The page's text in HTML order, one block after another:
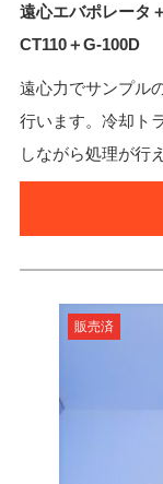
遠心エバポレータ
CT110＋G-100D
遠心力でサンプル
行います。冷却ト
しながら処理が行
販売済